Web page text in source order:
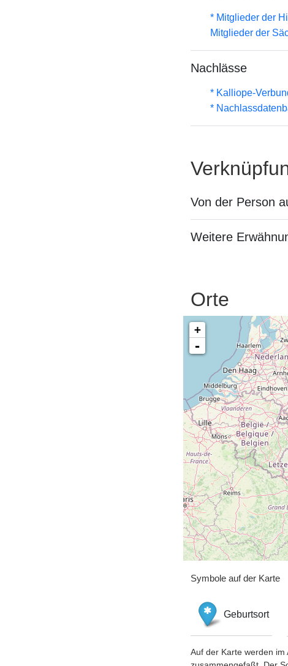
* Mitglieder der
Mitglieder der
Nachlässe
* Kalliope-
*
Von der Person
Weitere
Orte
+
-
Symbole auf der Karte
Geburtsort
Auf der Karte werden